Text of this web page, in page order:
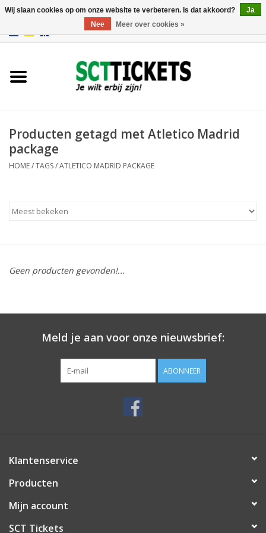
Italie
Producten getagd met Atletico Madrid
package
HOME/TAGS/ATLETICO MADRID PACKAGE
Geen producten gevonden!...
Meld je aan voor onze nieuwsbrief:
ABONNEER
Klantenservice
Producten
Mijn account
SCT Tickets
Wij slaan cookies op om onze website te verbeteren. Is dat akkoord?
Ja
Nee
Meer over cookies »